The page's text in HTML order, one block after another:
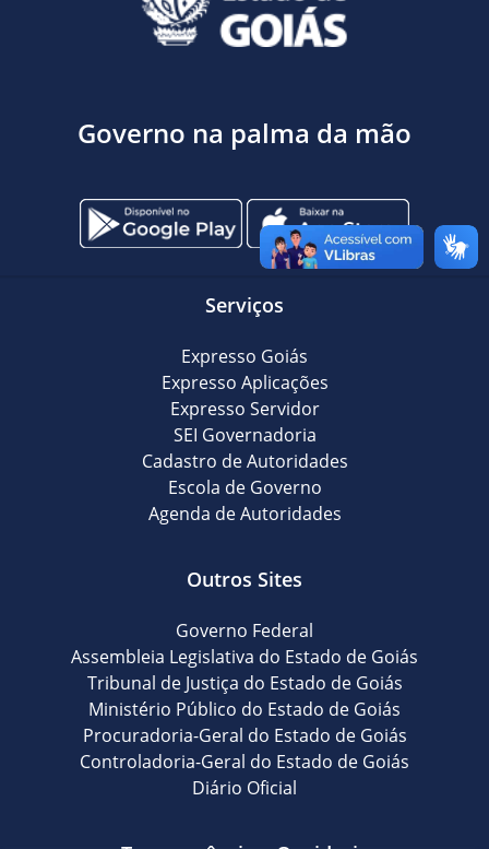
Governo na palma da mão
Serviços
Expresso Goiás
Expresso Aplicações
Expresso Servidor
SEI Governadoria
Cadastro de Autoridades
Escola de Governo
Agenda de Autoridades
Outros Sites
Governo Federal
Assembleia Legislativa do Estado de Goiás
Tribunal de Justiça do Estado de Goiás
Ministério Público do Estado de Goiás
Procuradoria-Geral do Estado de Goiás
Controladoria-Geral do Estado de Goiás
Diário Oficial